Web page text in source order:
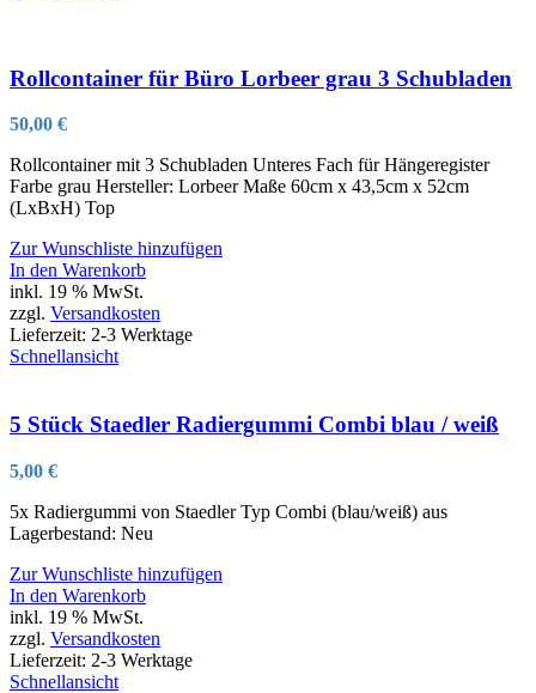
Rollcontainer für Büro Lorbeer grau 3 Schubladen
50,00 €
Rollcontainer mit 3 Schubladen Unteres Fach für Hängeregister
Farbe grau Hersteller: Lorbeer Maße 60cm x 43,5cm x 52cm
(LxBxH) Top
Zur Wunschliste hinzufügen
In den Warenkorb
inkl. 19 % MwSt.
zzgl. Versandkosten
Lieferzeit: 2-3 Werktage
Schnellansicht
5 Stück Staedler Radiergummi Combi blau / weiß
5,00 €
5x Radiergummi von Staedler Typ Combi (blau/weiß) aus
Lagerbestand: Neu
Zur Wunschliste hinzufügen
In den Warenkorb
inkl. 19 % MwSt.
zzgl. Versandkosten
Lieferzeit: 2-3 Werktage
Schnellansicht